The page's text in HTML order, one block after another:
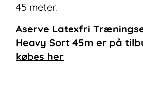
45 meter.
Aserve Latexfri
Heavy Sort 45m er på
købes her